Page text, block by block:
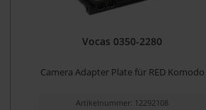
Vocas 0350-2280
Camera Adapter Plate für RED Komodo
Artikelnummer: 12292108